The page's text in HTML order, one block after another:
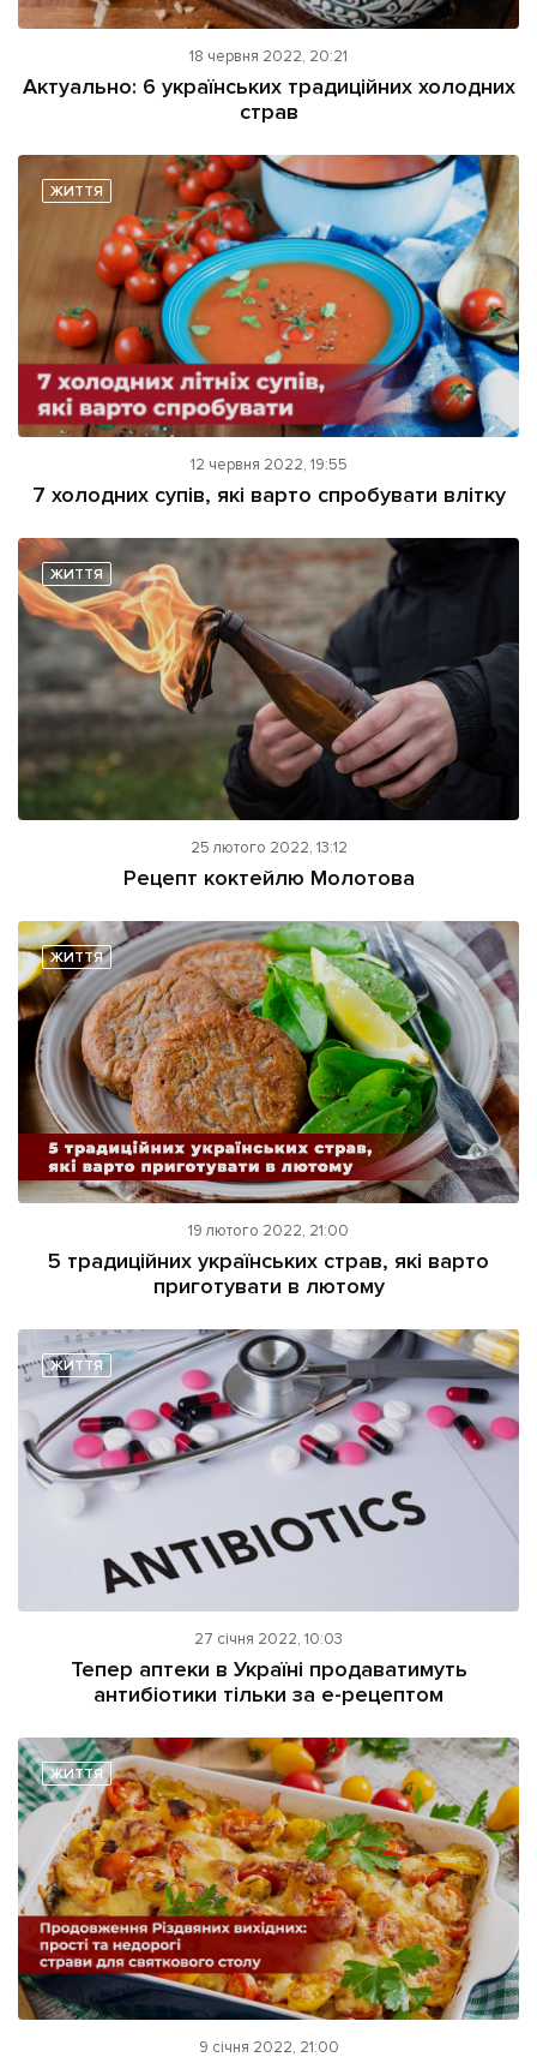
18 червня 2022, 20:21
Актуально: 6 українських традиційних холодних
страв
ЖИТТЯ
12 червня 2022, 19:55
7 холодних супів, які варто спробувати влітку
ЖИТТЯ
25 лютого 2022, 13:12
Рецепт коктейлю Молотова
ЖИТТЯ
19 лютого 2022, 21:00
5 традиційних українських страв, які варто
приготувати в лютому
ЖИТТЯ
27 січня 2022, 10:03
Тепер аптеки в Україні продаватимуть
антибіотики тільки за е-рецептом
ЖИТТЯ
9 січня 2022, 21:00